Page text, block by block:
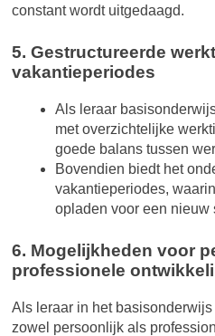
constant wordt uitgedaagd.
5. Gestructureerde
vakantieperiodes
Als leraar
met overzichtelijke
goede balans tussen
Bovendien biedt het
vakantieperiodes,
opladen voor een nieuw
6. Mogelijkheden voor
professionele
Als leraar in het
zowel persoonlijk als